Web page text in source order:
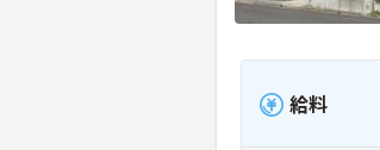
給料